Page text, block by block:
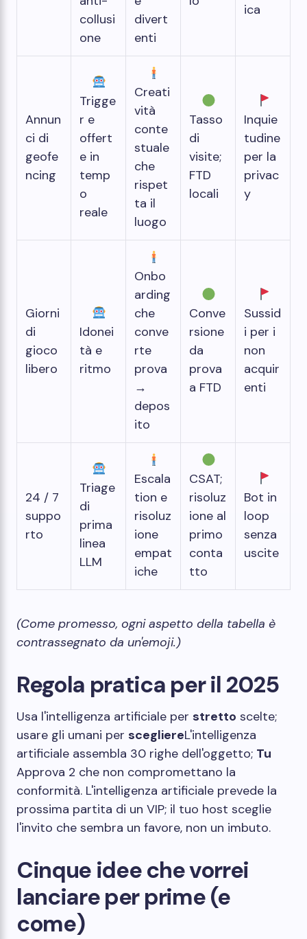
collusi
one
divert
enti
ica
Annun
ci di
geofe
ncing
Trigge
r e
offert
e in
temp
o
reale
Creati
vità
conte
stuale
che
rispet
ta il
luogo
Tasso
di
visite;
FTD
locali
Inquie
tudine
per la
privac
y
Giorni
di
gioco
libero
Idonei
tà e
ritmo
Onbo
arding
che
conve
rte
prova
→
depos
ito
Conve
rsione
da
prova
a FTD
Sussid
i per i
non
acquir
enti
24 / 7
suppo
rto
Triage
di
prima
linea
LLM
Escala
tion e
risoluz
ione
empat
iche
CSAT;
risoluz
ione al
primo
conta
tto
Bot in
loop
senza
uscite
(Come promesso, ogni aspetto della tabella è
contrassegnato da un'emoji.)
Regola pratica per il 2025
Usa l'intelligenza artificiale per stretto scelte;
usare gli umani per scegliereL'intelligenza
artificiale assembla 30 righe dell'oggetto; Tu
Approva 2 che non compromettano la
conformità. L'intelligenza artificiale prevede la
prossima partita di un VIP; il tuo host sceglie
l'invito che sembra un favore, non un imbuto.
Cinque idee che vorrei
lanciare per prime (e
come)